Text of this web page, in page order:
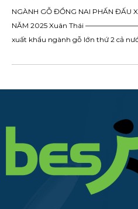
NGÀNH GỖ ĐỒNG NAI PHẤN ĐẤU
NĂM 2025 Xuân Thái
xuất khẩu ngành gỗ lớn thứ 2 cả